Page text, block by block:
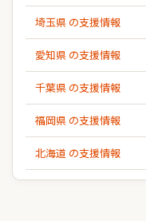
埼玉県 の支援情報
愛知県 の支援情報
千葉県 の支援情報
福岡県 の支援情報
北海道 の支援情報